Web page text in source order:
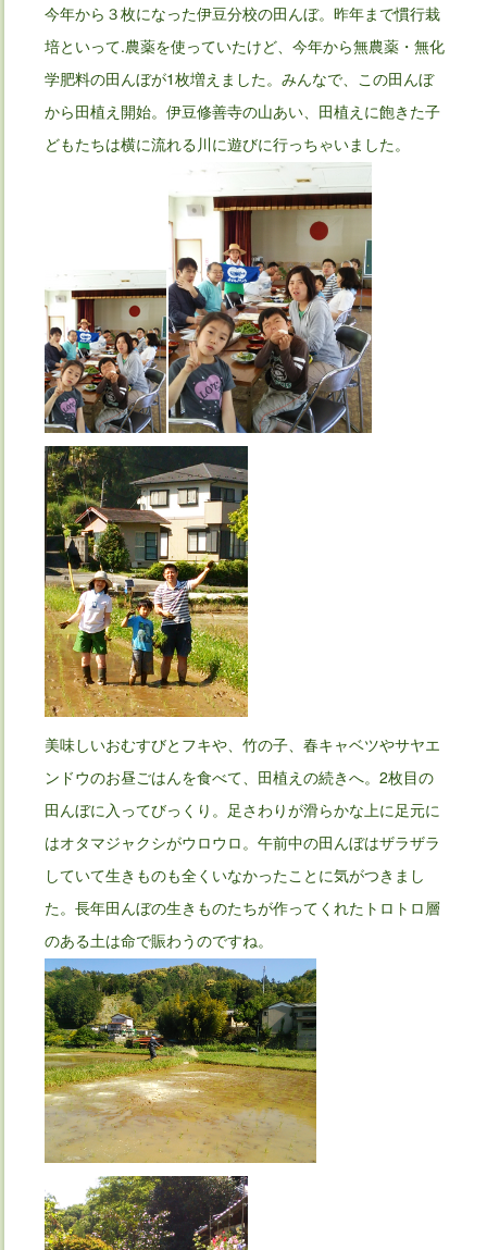
今年から３枚になった伊豆分校の田んぼ。昨年まで慣行栽
培といって.農薬を使っていたけど、今年から無農薬・無化
学肥料の田んぼが1枚増えました。みんなで、この田んぼ
から田植え開始。伊豆修善寺の山あい、田植えに飽きた子
どもたちは横に流れる川に遊びに行っちゃいました。
美味しいおむすびとフキや、竹の子、春キャベツやサヤエ
ンドウのお昼ごはんを食べて、田植えの続きへ。2枚目の
田んぼに入ってびっくり。足さわりが滑らかな上に足元に
はオタマジャクシがウロウロ。午前中の田んぼはザラザラ
していて生きものも全くいなかったことに気がつきまし
た。長年田んぼの生きものたちが作ってくれたトロトロ層
のある土は命で賑わうのですね。